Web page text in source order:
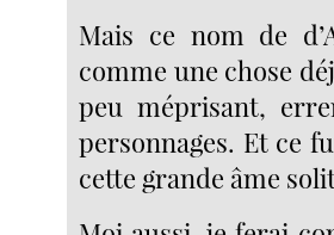
Mais ce nom de
comme une chose
peu méprisant,
personnages. Et ce
cette grande âme